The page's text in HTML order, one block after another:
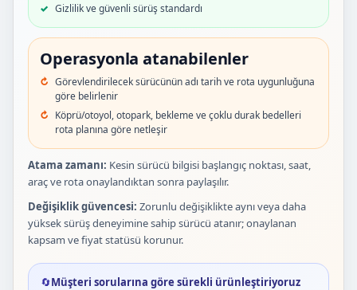
Gizlilik ve güvenli sürüş standardı
Operasyonla atanabilenler
Görevlendirilecek sürücünün adı tarih ve rota uygunluğuna
göre belirlenir
Köprü/otoyol, otopark, bekleme ve çoklu durak bedelleri
rota planına göre netleşir
Atama zamanı: Kesin sürücü bilgisi başlangıç noktası, saat,
araç ve rota onaylandıktan sonra paylaşılır.
Değişiklik güvencesi: Zorunlu değişiklikte aynı veya daha
yüksek sürüş deneyimine sahip sürücü atanır; onaylanan
kapsam ve fiyat statüsü korunur.
🔄Müşteri sorularına göre sürekli ürünleştiriyoruz